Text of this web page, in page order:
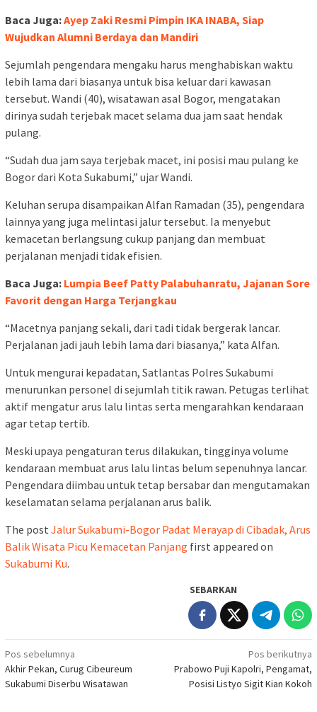
Baca Juga:Ayep Zaki Resmi Pimpin IKA INABA, Siap
Wujudkan Alumni Berdaya dan Mandiri
Sejumlah pengendara mengaku harus menghabiskan waktu
lebih lama dari biasanya untuk bisa keluar dari kawasan
tersebut. Wandi (40), wisatawan asal Bogor, mengatakan
dirinya sudah terjebak macet selama dua jam saat hendak
pulang.
“Sudah dua jam saya terjebak macet, ini posisi mau pulang ke
Bogor dari Kota Sukabumi,” ujar Wandi.
Keluhan serupa disampaikan Alfan Ramadan (35), pengendara
lainnya yang juga melintasi jalur tersebut. Ia menyebut
kemacetan berlangsung cukup panjang dan membuat
perjalanan menjadi tidak efisien.
Baca Juga: Lumpia Beef Patty Palabuhanratu, Jajanan Sore
Favorit dengan Harga Terjangkau
“Macetnya panjang sekali, dari tadi tidak bergerak lancar.
Perjalanan jadi jauh lebih lama dari biasanya,” kata Alfan.
Untuk mengurai kepadatan, Satlantas Polres Sukabumi
menurunkan personel di sejumlah titik rawan. Petugas terlihat
aktif mengatur arus lalu lintas serta mengarahkan kendaraan
agar tetap tertib.
Meski upaya pengaturan terus dilakukan, tingginya volume
kendaraan membuat arus lalu lintas belum sepenuhnya lancar.
Pengendara diimbau untuk tetap bersabar dan mengutamakan
keselamatan selama perjalanan arus balik.
The post Jalur Sukabumi-Bogor Padat Merayap di Cibadak, Arus
Balik Wisata Picu Kemacetan Panjang first appeared on
Sukabumi Ku.
SEBARKAN
Navigasi
pos
Pos sebelumnya
Akhir Pekan, Curug Cibeureum
Sukabumi Diserbu Wisatawan
Pos berikutnya
Prabowo Puji Kapolri, Pengamat,
Posisi Listyo Sigit Kian Kokoh